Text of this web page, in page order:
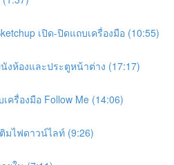
เปิด-ปิดแถบเครื่องมือ (10:55)
งห้องและประตูหน้าต่าง (17:17)
ครื่องมือ Follow Me (14:06)
มไฟดาวน์ไลท์ (9:26)